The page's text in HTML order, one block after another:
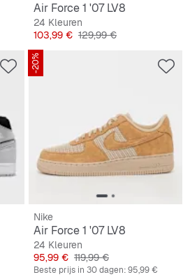
Air Force 1 '07 LV8
24 Kleuren
Prijs
103,99 € Originele Prijs
129,99 €
-20%
Nike
Air Force 1 '07 LV8
24 Kleuren
Prijs
95,99 € Originele Prijs
119,99 €
Beste prijs in 30 dagen:95,99 €